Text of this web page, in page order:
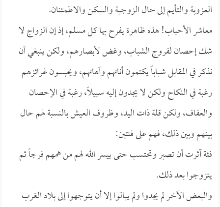
العزوبة والتأيم إلى حال الزوجية والسكن والاطمئنان.
معاشر الأحباب! هذه ظاهرة يفرح بها كل مسلم، إذ إن الزواج لا
شك إحصان لفروج الشباب، وغض لأبصارهم، ولكن ينبغي أن
نذكر في المقابل شباباً يكتمون أناتهم وآهاتهم، ويحبسون غرائزهم
رغبة في النكاح ولكن لا يجدون إليه سبيلاً، رغبة في الإحصان
والعفاف، ولكن قلة ذات اليد، وظروف العيش بالنسبة لهم حال
بينهم وبين ذلك، فهم على فئتين:
فئة آثرت أن تصبر وتحتسب حتى ييسر الله لهم من همهم فرجاً ثم
يتزوجوا بعد ذلك.
والبعض الآخر لم يجدوا ولم يبالوا إلا أن يتوجهوا إلى بلاد الغرب